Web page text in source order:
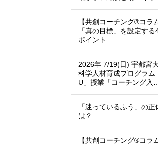
【共創コーチング®︎コラ
「真の目標」を設定する
ポイント
2026年 7/19(日) 宇都宮
科学人材育成プログラム
U」授業「コーチング入…
「迷っているふう」の正
は？
【共創コーチング®︎コラ